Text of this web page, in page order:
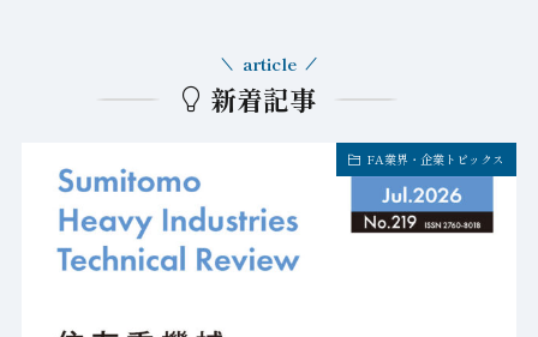
新着記事
article
FA業界・企業トピックス